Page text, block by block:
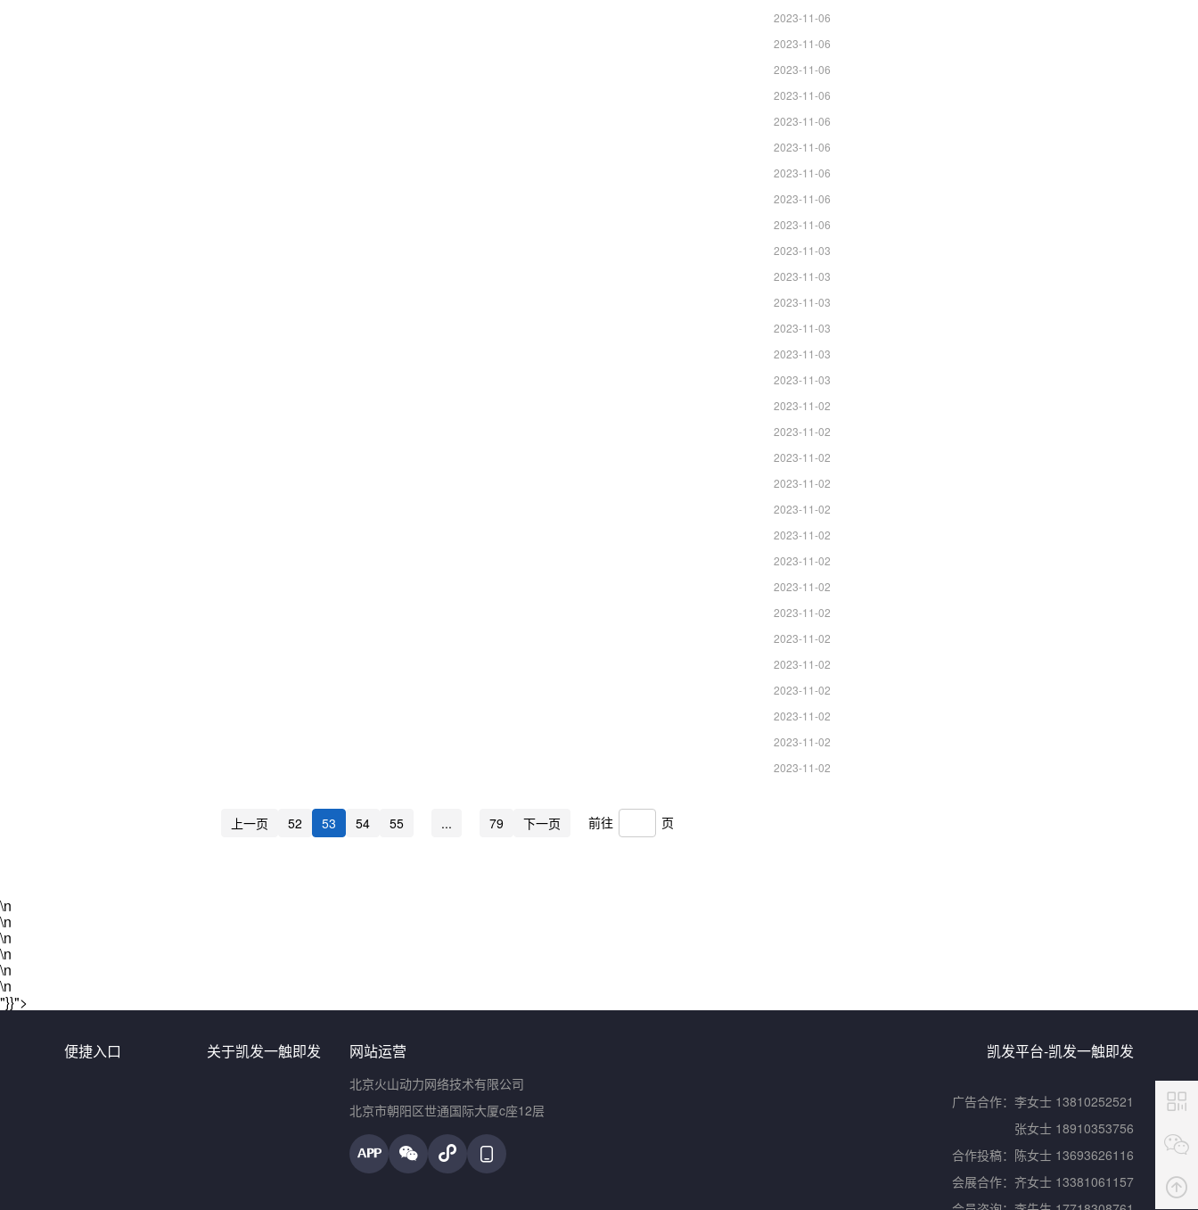
2023-11-06
2023-11-06
2023-11-06
2023-11-06
2023-11-06
2023-11-06
2023-11-06
2023-11-06
2023-11-06
2023-11-03
2023-11-03
2023-11-03
2023-11-03
2023-11-03
2023-11-03
2023-11-02
2023-11-02
2023-11-02
2023-11-02
2023-11-02
2023-11-02
2023-11-02
2023-11-02
2023-11-02
2023-11-02
2023-11-02
2023-11-02
2023-11-02
2023-11-02
2023-11-02
上一页 52 53 54 55 ... 79 下一页 前往 页
\n
\n
\n
\n
\n
\n
"}}">
便捷入口 关于凯发一触即发 网站运营
北京火山动力网络技术有限公司
北京市朝阳区世通国际大厦c座12层
凯发平台-凯发一触即发
广告合作： 李女士 13810252521
张女士 18910353756
合作投稿： 陈女士 13693626116
会展合作： 齐女士 13381061157